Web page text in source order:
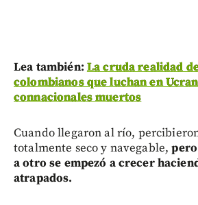
Lea también: La cruda realidad
colombianos que luchan en
connacionales muertos
Cuando llegaron al río,
totalmente seco y navegable,
a otro se empezó a crecer
atrapados.